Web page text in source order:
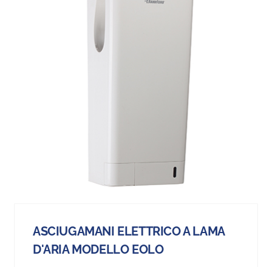
ASCIUGAMANI ELETTRICO A LAMA
D'ARIA MODELLO EOLO